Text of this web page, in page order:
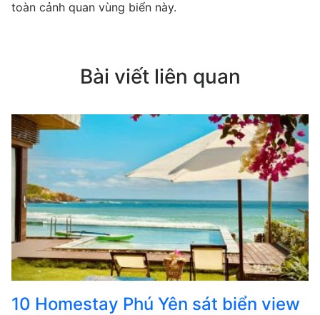
toàn cảnh quan vùng biển này.
Bài viết liên quan
10 Homestay Phú Yên sát biển view